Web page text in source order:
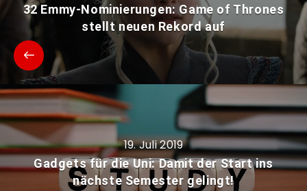
32 Emmy-Nominierungen: Game of Thrones
stellt neuen Rekord auf
19. Juli 2019
Gadgets für die Uni: Damit der Start ins
nächste Semester gelingt!